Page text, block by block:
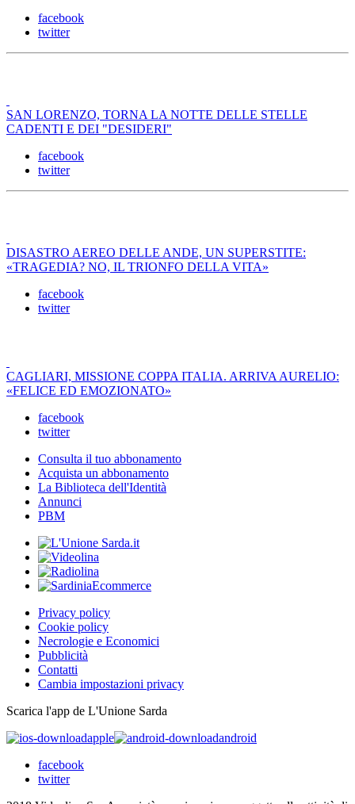
facebook
twitter
SAN LORENZO, TORNA LA NOTTE DELLE STELLE
CADENTI E DEI "DESIDERI"
facebook
twitter
DISASTRO AEREO DELLE ANDE, UN SUPERSTITE:
«TRAGEDIA? NO, IL TRIONFO DELLA VITA»
facebook
twitter
CAGLIARI, MISSIONE COPPA ITALIA. ARRIVA AURELIO:
«FELICE ED EMOZIONATO»
facebook
twitter
Consulta il tuo abbonamento
Acquista un abbonamento
La Biblioteca dell'Identità
Annunci
PBM
Privacy policy
Cookie policy
Necrologie e Economici
Pubblicità
Contatti
Cambia impostazioni privacy
Scarica l'app de L'Unione Sarda
apple
android
facebook
twitter